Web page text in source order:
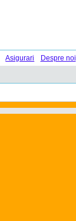
Asigurari Despre noi